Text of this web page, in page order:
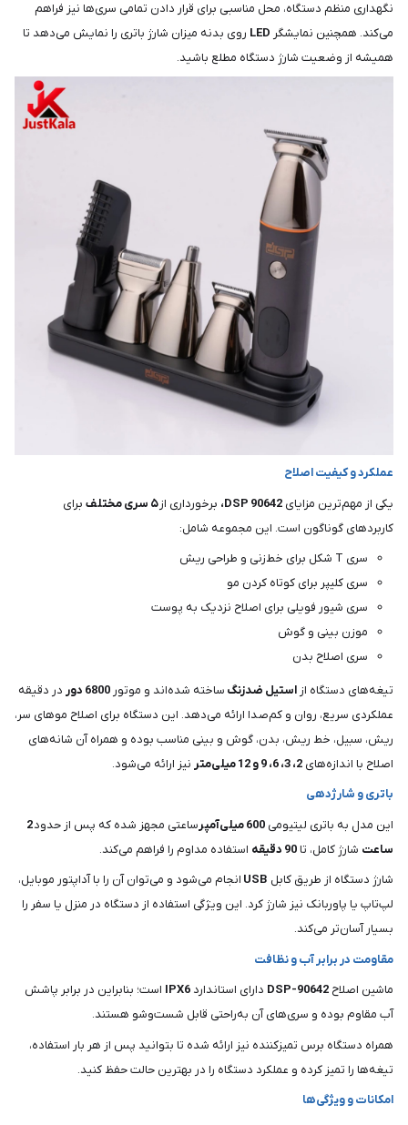
نگهداری منظم دستگاه، محل مناسبی برای قرار دادن تمامی سری‌ها نیز فراهم
می‌کند. همچنین نمایشگر LED روی بدنه میزان شارژ باتری را نمایش می‌دهد تا
همیشه از وضعیت شارژ دستگاه مطلع باشید.
عملکرد و کیفیت اصلاح
یکی از مهم‌ترین مزایای DSP 90642، برخورداری از
برای
کاربردهای گوناگون است. این مجموعه شامل:
سری T شکل برای خط‌زنی و طراحی ریش
سری کلیپر برای کوتاه کردن مو
سری شیور فویلی برای اصلاح نزدیک به پوست
موزن بینی و گوش
سری اصلاح بدن
تیغه‌های دستگاه از استیل ضدزنگ ساخته شده‌اند و موتور 6800 دور
در دقیقه
عملکردی سریع، روان و کم‌صدا ارائه می‌دهد. این دستگاه برای اصلاح موهای سر،
ریش، سبیل، خط ریش، بدن، گوش و بینی مناسب بوده و همراه آن شانه‌های
اصلاح با اندازه‌های 2، 3، 6، 9 و 12 میلی‌متر
نیز ارائه می‌شود.
باتری و شارژدهی
این مدل به باتری لیتیومی 600 میلی‌آمپر ساعتی مجهز شده که پس از حدود2
ساعت شارژ کامل، تا 90 دقیقه
استفاده مداوم را فراهم می‌کند.
شارژ دستگاه از طریق کابل USB انجام می‌شود و می‌توان آن را با آداپتور موبایل،
لپ‌تاپ یا پاوربانک نیز شارژ کرد. این ویژگی استفاده از دستگاه در منزل یا سفر را
بسیار آسان‌تر می‌کند.
مقاومت در برابر آب و نظافت
ماشین اصلاح DSP-90642 دارای استاندارد IPX6 است؛ بنابراین در برابر پاشش
آب مقاوم بوده و سری‌های آن به‌راحتی قابل شست‌وشو هستند.
همراه دستگاه برس تمیزکننده نیز ارائه شده تا بتوانید پس از هر بار استفاده،
تیغه‌ها را تمیز کرده و عملکرد دستگاه را در بهترین حالت حفظ کنید.
امکانات و ویژگی‌ها